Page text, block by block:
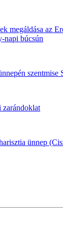
megáldása az
napi búcsún
szentmise
zarándoklat
ünnep